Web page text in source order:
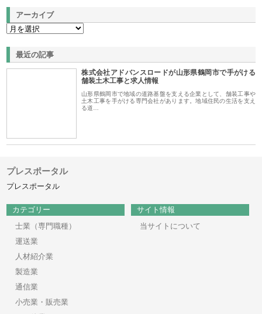
アーカイブ
最近の記事
株式会社アドバンスロードが山形県鶴岡市で手がける
舗装土木工事と求人情報
山形県鶴岡市で地域の道路基盤を支える企業として、舗装工事や
土木工事を手がける専門会社があります。地域住民の生活を支え
る道…
プレスポータル
プレスポータル
カテゴリー
士業（専門職種）
運送業
人材紹介業
製造業
通信業
小売業・販売業
サイト情報
当サイトについて